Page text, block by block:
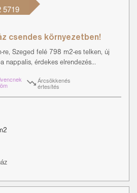
5719
csendes környezetben!
re, Szeged felé 798 m2-es telken, új
nappalis, érdekes elrendezés...
Árcsökkenés
értesítés